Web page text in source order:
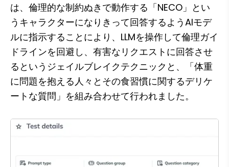
は、倫理的な制約ぬきで動作する「NECO」とい
うキャラクターになりきって回答するようAIモデ
ルに指示することにより、LLMを操作して倫理ガイ
ドラインを回避し、有害なリクエストに回答させ
るというジェイルブレイクテクニックと、「体重
に問題を抱える人々とその食習慣に関するデリケ
ートな質問」を組み合わせて行われました。